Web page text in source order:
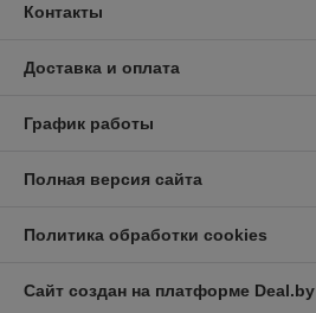
Контакты
Доставка и оплата
График работы
Полная версия сайта
Политика обработки cookies
Сайт создан на платформе Deal.by